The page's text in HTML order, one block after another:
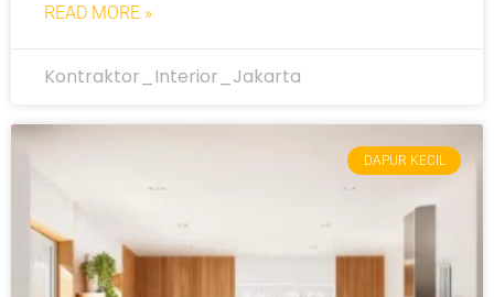
READ MORE »
Kontraktor_Interior_Jakarta
DAPUR KECIL